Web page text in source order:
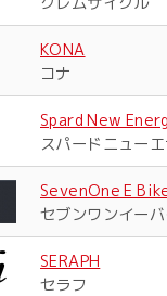
KONA
コナ
Spard New
スパードニュー
SevenOne E
セブンワンイー
SERAPH
セラフ